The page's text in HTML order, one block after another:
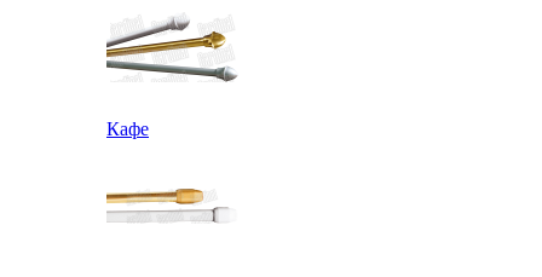
Кафе